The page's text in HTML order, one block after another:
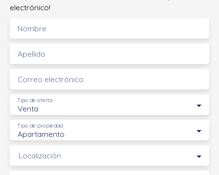
electrónico!
Nombre
Apellido
Correo electrónico
Venta
Tipo de oferta
Apartamento
Tipo de propiedad
Localización